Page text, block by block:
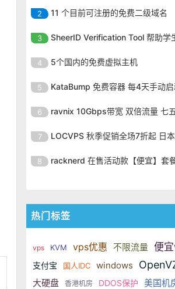
港、新加坡、日本
洛杉矶等多个地区
于 KVM 虚拟化架
国两大系列。亚洲
2 11 个目前可注册的免费二级域名
OrangeVPS 是一
的海外主机服务商
VDS 业务，数据中
洛杉矶等多个地区
SSD 固态硬盘，主
国两大系列。亚洲
3
OrangeVPS 是一家
的海外主机服务商
VDS 业务，数据中
洛杉矶等多个地区
SSD 固态硬盘，主
国两大系列。亚洲
4 5个国内的免费虚拟主机
OrangeVPS 是一
的海外主机服务商
VDS 业务，数据中
洛杉矶等多个地区
SSD 固态硬盘，主
5 KataBump 免费容器 每4天手动
OrangeVPS 是一
的海外主机服务商
VDS 业务，数据中
洛杉矶等多个地区
国两大系列。亚洲
6 ravnix 10Gbps带宽 双倍流量 七
OrangeVPS 是一
的海外主机服务商
VDS 业务，数据中
于 KVM 虚拟化架
国两大系列。亚洲
美元，美国
7
OrangeVPS 是一家
的海外主机服务商
于 KVM 虚拟化架
SSD 固态硬盘，主
国两大系列。亚洲
美元，美国
8 racknerd 在售活动款【便宜】套
VDS 业务，数据中
于 KVM 虚拟化架构
SSD 固态硬盘，主
国两大系列。亚洲
热门标签
vps KVM vps优惠 不限流量 便
支付宝 国人IDC windows
大硬盘 香港机房 DDOS保护 美国机